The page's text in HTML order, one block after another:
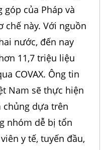
góp của Pháp và
chế này. Với nguồn
nước, đến nay
11,7 triệu liệu
COVAX. Ông tin
Nam sẽ thực hiện
dựa trên
nhóm dễ bị tổn
y tế, tuyến đầu,